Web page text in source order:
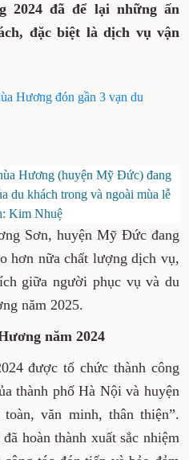
2024 đã để lại những ấn
đặc biệt là dịch vụ vận
Hương đón gần 3 vạn du
Hương (huyện Mỹ Đức) đang
du khách trong và ngoài mùa lễ
Kim Nhuệ
Sơn, huyện Mỹ Đức đang
hơn nữa chất lượng dịch vụ,
giữa người phục vụ và du
năm 2025.
năm 2024
được tổ chức thành công
thành phố Hà Nội và huyện
văn minh, thân thiện”.
hoàn thành xuất sắc nhiệm